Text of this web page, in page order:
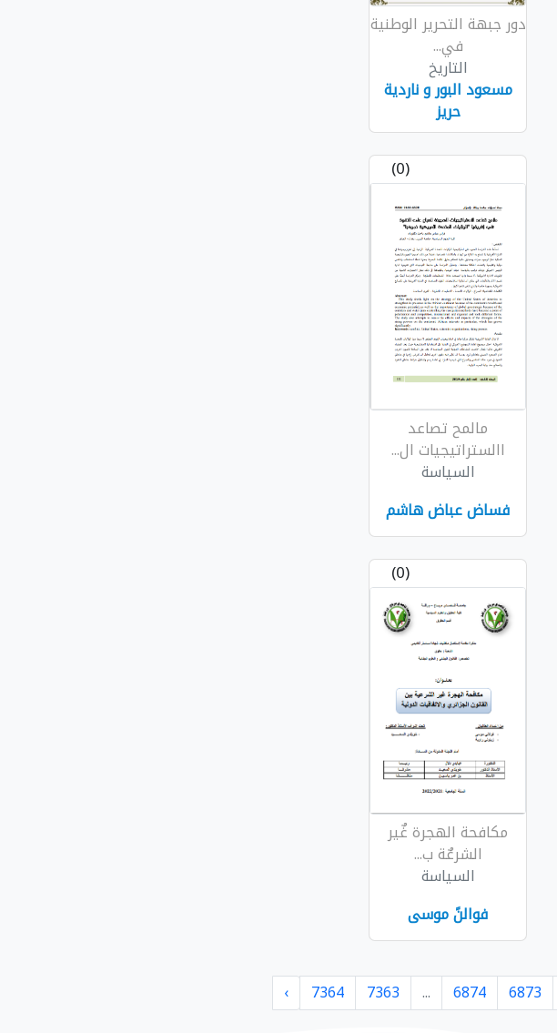
دور جبهة التحرير الوطنية
في...
التاريخ
مسعود البور و ناردية
حريز
(0)
مالمح تصاعد
االستراتيجيات ال...
السياسة
فساض عباض هاشم
(0)
مكافحة الهجرة غٌير
الشرعٌة ب...
السياسة
فوالنً موسى
6873
6874
...
7363
7364
›